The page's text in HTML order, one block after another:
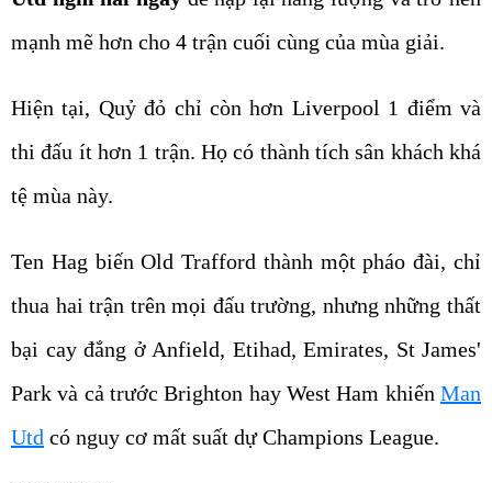
mạnh mẽ hơn cho 4 trận cuối cùng của mùa giải.
Hiện tại, Quỷ đỏ chỉ còn hơn Liverpool 1 điểm và
thi đấu ít hơn 1 trận. Họ có thành tích sân khách khá
tệ mùa này.
Ten Hag biến Old Trafford thành một pháo đài, chỉ
thua hai trận trên mọi đấu trường, nhưng những thất
bại cay đắng ở Anfield, Etihad, Emirates, St James'
Park và cả trước Brighton hay West Ham khiến Man
Utd có nguy cơ mất suất dự Champions League.